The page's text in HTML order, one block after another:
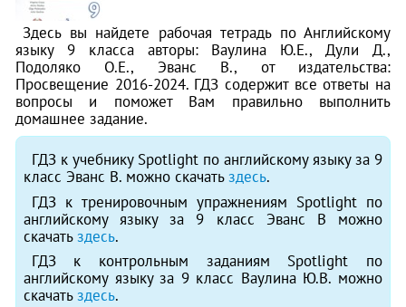
Здесь вы найдете рабочая тетрадь по Английскому
языку 9 класса авторы: Ваулина Ю.Е., Дули Д.,
Подоляко О.Е., Эванс В., от издательства:
Просвещение 2016-2024. ГДЗ содержит все ответы на
вопросы и поможет Вам правильно выполнить
домашнее задание.
ГДЗ к учебнику Spotlight по английскому языку за 9
класс Эванс В. можно скачатьздесь.
ГДЗ к тренировочным упражнениям Spotlight по
английскому языку за 9 класс Эванс В можно
скачатьздесь.
ГДЗ к контрольным заданиям Spotlight по
английскому языку за 9 класс Ваулина Ю.В. можно
скачатьздесь.